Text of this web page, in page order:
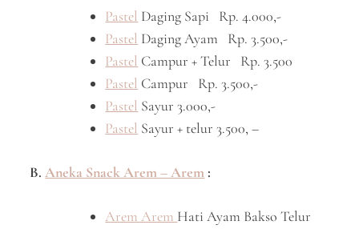
Pastel Daging Sapi Rp. 4.000,-
Pastel Daging Ayam Rp. 3.500,-
Pastel Campur + Telur Rp. 3.500
Pastel Campur Rp. 3.500,-
Pastel Sayur 3.000,-
Pastel Sayur + telur 3.500, –
B.Aneka Snack Arem – Arem :
Arem Arem Hati Ayam Bakso Telur